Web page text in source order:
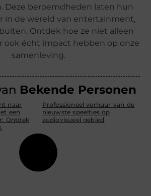
Deze beroemdheden laten hun
in de wereld van entertainment,
Ontdek hoe ze niet alleen
ook écht impact hebben op onze
samenleving.
Bekende Personen
naar
een
Ontdek
Professioneel verhuur van de
nieuwste speeltjes op
audiovisueel gebied